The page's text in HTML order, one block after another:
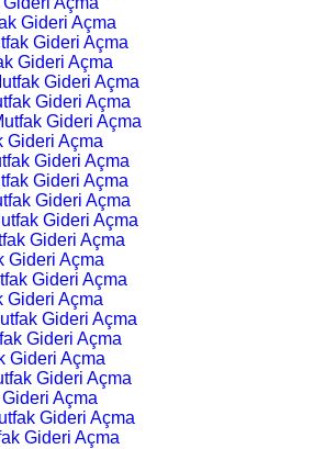
Gideri Açma
Gideri Açma
Gideri Açma
Gideri Açma
Gideri Açma
Gideri Açma
Gideri Açma
Gideri Açma
Gideri Açma
Gideri Açma
Gideri Açma
Gideri Açma
Gideri Açma
Gideri Açma
Gideri Açma
Gideri Açma
Gideri Açma
Gideri Açma
Gideri Açma
Açma
Gideri Açma
Gideri Açma